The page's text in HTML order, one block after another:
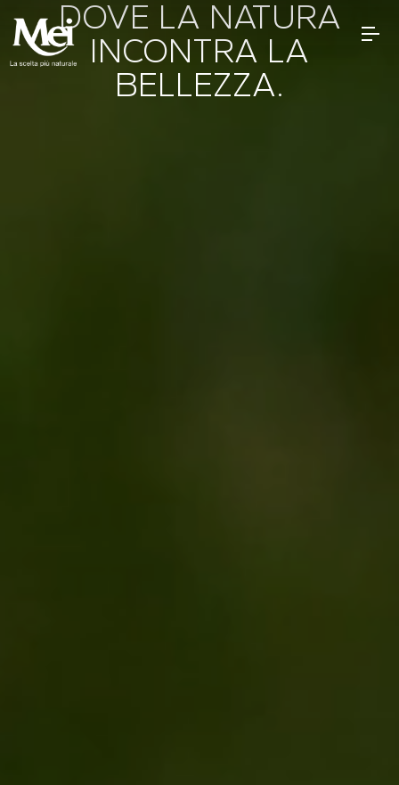
DOVE LA NATURA
INCONTRA LA
BELLEZZA.